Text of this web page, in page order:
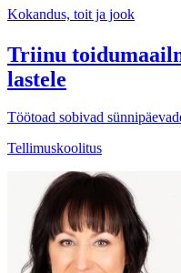
Kokandus, toit ja jook
Triinu
lastele
Töötoad sobivad
Tellimuskoolitus